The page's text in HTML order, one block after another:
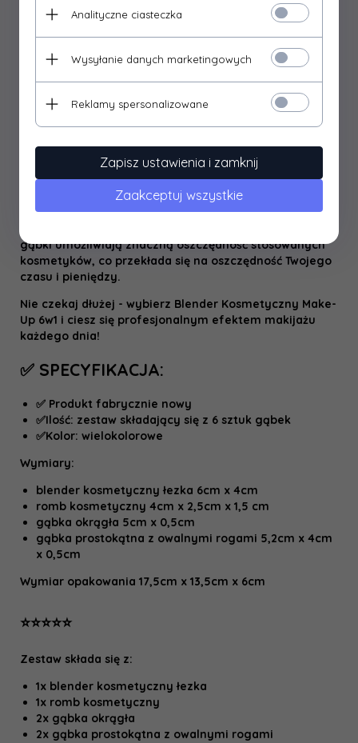
Co więcej, nasze gąbki są wielokrotnego użytku i łatwe
Bez względu na to, czy preferujesz stosowanie
kosmetyków na mokro czy na sucho, nasz zestaw
gąbek sprosta Twoim oczekiwaniom.
✅ BUDOWA I STRUKTURA
Ich zamszowa struktura pozwala na osiągnięcie efektu
makijażu wykonywanego metodą airbrush,
zapewniając perfekcyjne wykończenie i równomierne
gąbki umożliwiają znaczną oszczędność stosowanych
kosmetyków, co przekłada się na oszczędność Twojego
czasu i pieniędzy.
Nie czekaj dłużej - wybierz Blender Kosmetyczny Make-
Up 6w1 i ciesz się profesjonalnym efektem makijażu
każdego dnia!
✅ SPECYFIKACJA:
✅ Produkt fabrycznie nowy
✅Ilość: zestaw składający się z 6 sztuk gąbek
✅Kolor: wielokolorowe
Wymiary:
blender kosmetyczny łezka 6cm x 4cm
romb kosmetyczny 4cm x 2,5cm x 1,5 cm
gąbka okrągła 5cm x 0,5cm
gąbka prostokątna z owalnymi rogami 5,2cm x 4cm
x 0,5cm
Wymiar opakowania 17,5cm x 13,5cm x 6cm
⭐️⭐️⭐️⭐️⭐️
Zestaw składa się z:
1x blender kosmetyczny łezka
1x romb kosmetyczny
2x gąbka okrągła
2x gąbka prostokątna z owalnymi rogami
Analityczne ciasteczka
Wysyłanie danych marketingowych
Reklamy spersonalizowane
Zapisz ustawienia i zamknij
Zaakceptuj wszystkie